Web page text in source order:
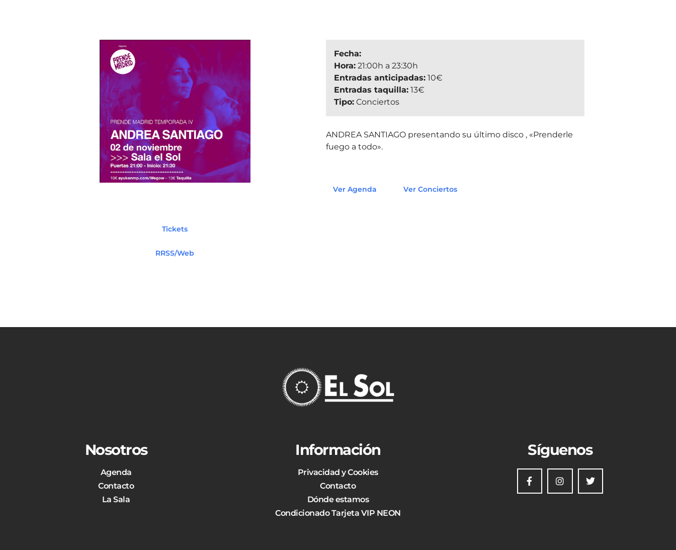
Tickets
RRSS/Web
Fecha:
Hora:21:00h a 23:30h
Entradas anticipadas:10€
Entradas taquilla:13€
Tipo:Conciertos
ANDREA SANTIAGO presentando su último disco , «Prenderle
fuego a todo».
Ver Agenda Ver Conciertos
Nosotros
Agenda
Contacto
La Sala
Información
Privacidad y Cookies
Contacto
Dónde estamos
Condicionado Tarjeta VIP NEON
Síguenos